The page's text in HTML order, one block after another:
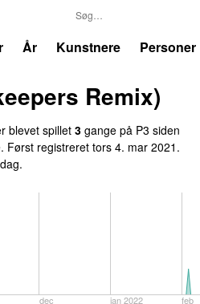
År Kunstnere Personer
Remix)
blevet spillet3 gange på P3 siden
Først registreret tors 4. mar 2021 .
dec jan 2022 feb